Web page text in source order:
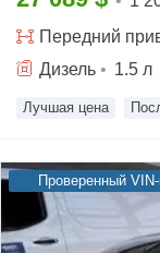
Передний
Дизель • 1.5 л
Лучшая цена
Проверенный